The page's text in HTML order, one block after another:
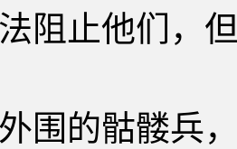
阻止他们，
的骷髅兵，